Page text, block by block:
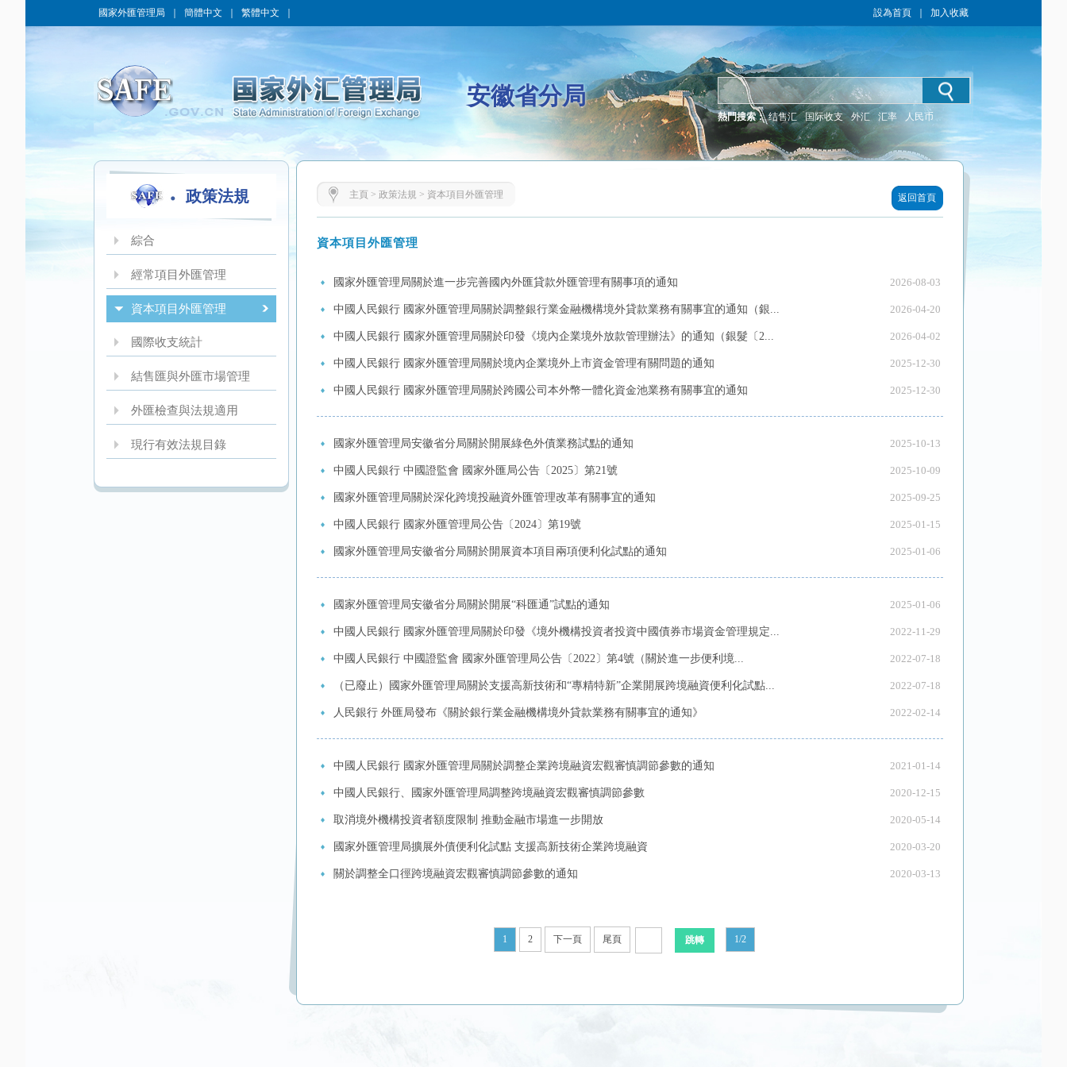
國家外匯管理局 簡體中文 繁體中文 設為首頁 加入收藏
安徽省分局
熱門搜索： 结售汇 国际收支 外汇 汇率 人民币
政策法規
綜合
經常項目外匯管理
資本項目外匯管理
國際收支統計
結售匯與外匯市場管理
外匯檢查與法規適用
現行有效法規目錄
主頁 >政策法規 > 資本項目外匯管理 返回首頁
資本項目外匯管理
國家外匯管理局關於進一步完善國內外匯貸款外匯管理有關事項的通知 2026-08-03
中國人民銀行 國家外匯管理局關於調整銀行業金融機構境外貸款業務有關事宜的通知（銀... 2026-04-20
中國人民銀行 國家外匯管理局關於印發《境內企業境外放款管理辦法》的通知（銀髮〔2... 2026-04-02
中國人民銀行 國家外匯管理局關於境內企業境外上市資金管理有關問題的通知 2025-12-30
中國人民銀行 國家外匯管理局關於跨國公司本外幣一體化資金池業務有關事宜的通知 2025-12-30
國家外匯管理局安徽省分局關於開展綠色外債業務試點的通知 2025-10-13
中國人民銀行 中國證監會 國家外匯局公告〔2025〕第21號 2025-10-09
國家外匯管理局關於深化跨境投融資外匯管理改革有關事宜的通知 2025-09-25
中國人民銀行 國家外匯管理局公告〔2024〕第19號 2025-01-15
國家外匯管理局安徽省分局關於開展資本項目兩項便利化試點的通知 2025-01-06
國家外匯管理局安徽省分局關於開展“科匯通”試點的通知 2025-01-06
中國人民銀行 國家外匯管理局關於印發《境外機構投資者投資中國債券市場資金管理規定... 2022-11-29
中國人民銀行 中國證監會 國家外匯管理局公告〔2022〕第4號（關於進一步便利境... 2022-07-18
（已廢止）國家外匯管理局關於支援高新技術和“專精特新”企業開展跨境融資便利化試點... 2022-07-18
人民銀行 外匯局發布《關於銀行業金融機構境外貸款業務有關事宜的通知》 2022-02-14
中國人民銀行 國家外匯管理局關於調整企業跨境融資宏觀審慎調節參數的通知 2021-01-14
中國人民銀行、國家外匯管理局調整跨境融資宏觀審慎調節參數 2020-12-15
取消境外機構投資者額度限制 推動金融市場進一步開放 2020-05-14
國家外匯管理局擴展外債便利化試點 支援高新技術企業跨境融資 2020-03-20
關於調整全口徑跨境融資宏觀審慎調節參數的通知 2020-03-13
1 2 下一頁 尾頁 1/2